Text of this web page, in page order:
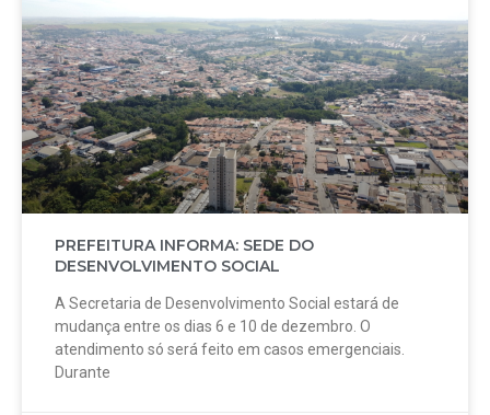
PREFEITURA INFORMA: SEDE DO
DESENVOLVIMENTO SOCIAL
A Secretaria de Desenvolvimento Social estará de
mudança entre os dias 6 e 10 de dezembro. O
atendimento só será feito em casos emergenciais.
Durante